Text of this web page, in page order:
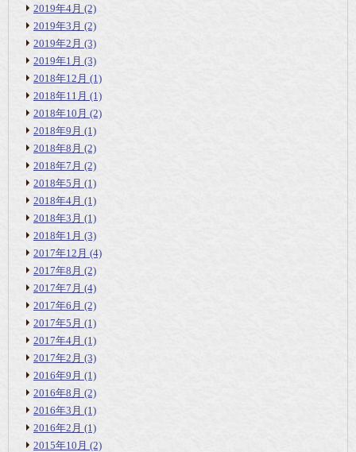
2019年4月 (2)
2019年3月 (2)
2019年2月 (3)
2019年1月 (3)
2018年12月 (1)
2018年11月 (1)
2018年10月 (2)
2018年9月 (1)
2018年8月 (2)
2018年7月 (2)
2018年5月 (1)
2018年4月 (1)
2018年3月 (1)
2018年1月 (3)
2017年12月 (4)
2017年8月 (2)
2017年7月 (4)
2017年6月 (2)
2017年5月 (1)
2017年4月 (1)
2017年2月 (3)
2016年9月 (1)
2016年8月 (2)
2016年3月 (1)
2016年2月 (1)
2015年10月 (2)